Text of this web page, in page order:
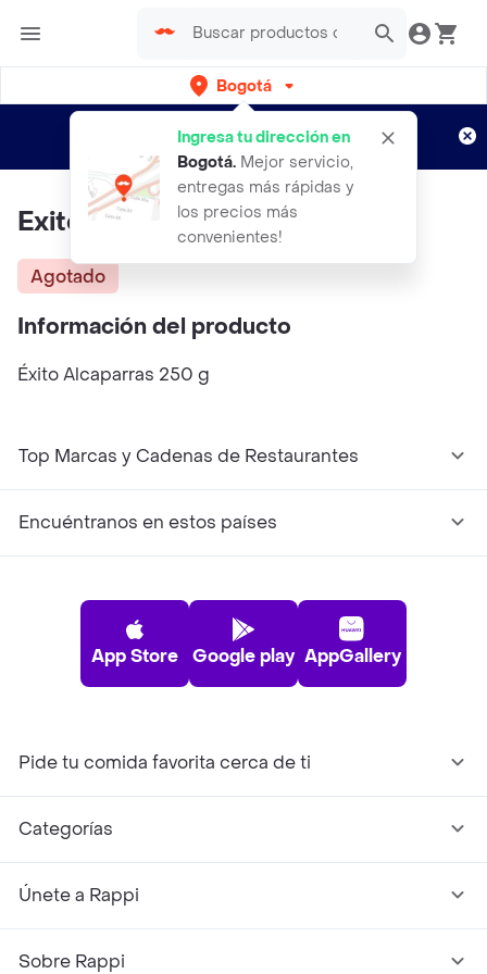
Bogotá
Ingresa tu dirección en
Bogotá. Mejor servicio,
entregas más rápidas y
los precios más
convenientes!
envíos gratis por semanas
Aplican TyC
Exito Alcaparras
Agotado
Información del producto
Éxito Alcaparras 250 g
Top Marcas y Cadenas de Restaurantes
Encuéntranos en estos países
App Store Google play AppGallery
Pide tu comida favorita cerca de ti
Categorías
Únete a Rappi
Sobre Rappi